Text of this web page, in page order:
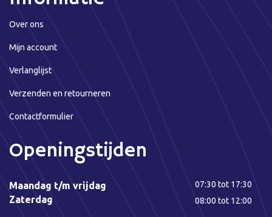
Over ons
Mijn account
Verlanglijst
Verzenden en retourneren
Contactformulier
Openingstijden
Maandag t/m vrijdag
Zaterdag
07:30 tot 17:30
08:00 tot 12:00